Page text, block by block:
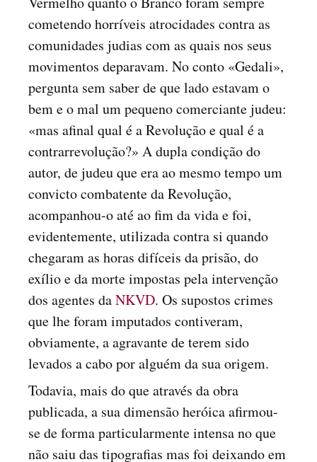
cometendo horríveis atrocidades contra as
comunidades judias com as quais nos seus
movimentos deparavam. No conto «Gedali»,
pergunta sem saber de que lado estavam o
bem e o mal um pequeno comerciante judeu:
«mas afinal qual é a Revolução e qual é a
contrarrevolução?» A dupla condição do
autor, de judeu que era ao mesmo tempo um
convicto combatente da Revolução,
acompanhou-o até ao fim da vida e foi,
evidentemente, utilizada contra si quando
chegaram as horas difíceis da prisão, do
exílio e da morte impostas pela intervenção
dos agentes daNKVD. Os supostos crimes
que lhe foram imputados contiveram,
obviamente, a agravante de terem sido
levados a cabo por alguém da sua origem.
Todavia, mais do que através da obra
publicada, a sua dimensão heróica afirmou-
se de forma particularmente intensa no que
não saiu das tipografias mas foi deixando em